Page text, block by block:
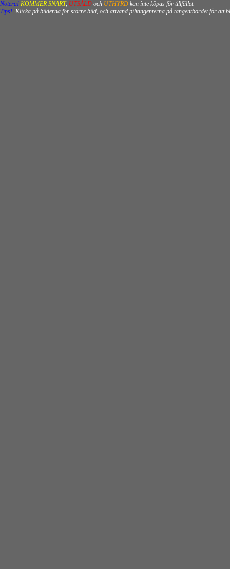
Notera! KOMMER SNART, UTSÅLD och UTHYRD kan inte köpas för tillfället.
Tips! Klicka på bilderna för större bild, och använd piltangenterna på tangentbordet för att